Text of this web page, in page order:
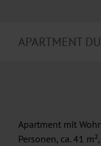
APARTMENT
Apartment mit
Personen, ca. 41